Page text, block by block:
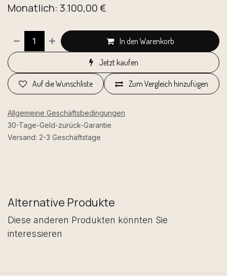
Monatlich: 3.100,00 €
In den Warenkorb
Jetzt kaufen
Zum Vergleich hinzufügen
Auf die Wunschliste
Allgemeine Geschäftsbedingungen
30-Tage-Geld-zurück-Garantie
Versand: 2-3 Geschäftstage
Alternative Produkte
Diese anderen Produkten könnten Sie
interessieren